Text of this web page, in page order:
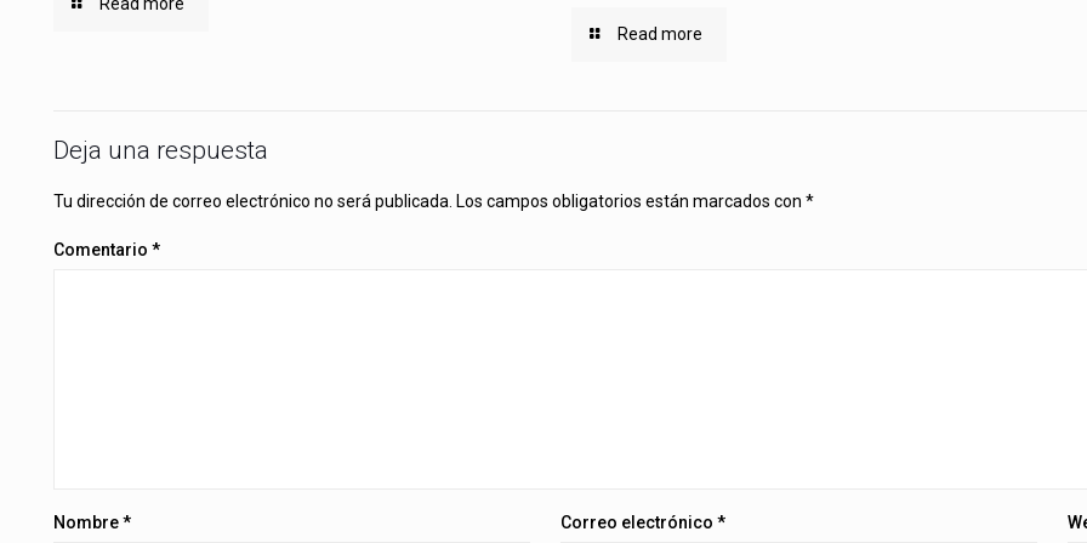
Read more
Deja una respuesta
Tu dirección de correo electrónico no será publicada. Los campos obligatorios están marcados con *
Comentario *
Nombre* Correo electrónico*